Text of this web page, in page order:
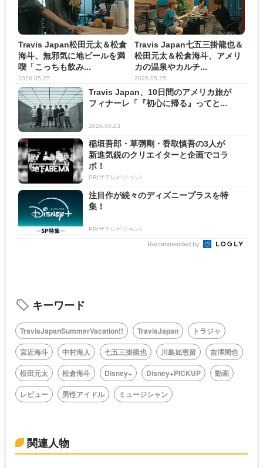
Travis Japan松田元太＆松倉
海斗、無邪気に地ビールを満
喫「こっちも飲み...
2026.05.25
Travis Japan七五三掛龍也＆
松田元太＆松倉海斗、アメリ
カの温泉やカルチ...
2026.05.25
Travis Japan、10日間のアメリカ旅が
フィナーレ「『初心に帰る』ってと...
2026.06.23
稲垣吾郎・草彅剛・香取慎吾の3人が
新進気鋭のクリエイターと企画でコラ
ボ！
PR(ザテレビジョン)
注目作が続々のディズニープラスを特
集！
PR(ザテレビジョン)
Recommended by
キーワード
TravisJapanSummerVacation!! TravisJapan
トラジャ
宮近海斗
中村海人 七五三掛龍也 川島如恵留
吉澤閑也
松田元太
松倉海斗 Disney+ Disney+PICKUP
動画
レビュー
男性アイドル ミュージシャン
関連人物